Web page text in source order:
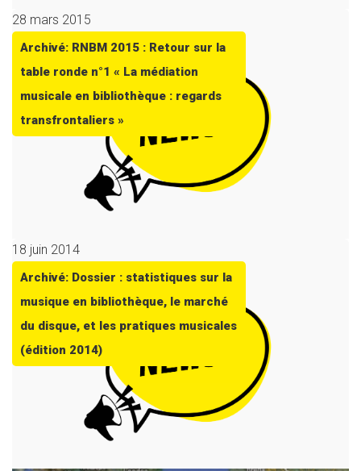
28 mars 2015
Archivé: RNBM 2015 : Retour sur la
table ronde n°1 « La médiation
musicale en bibliothèque : regards
transfrontaliers »
18 juin 2014
Archivé: Dossier : statistiques sur la
musique en bibliothèque, le marché
du disque, et les pratiques musicales
(édition 2014)